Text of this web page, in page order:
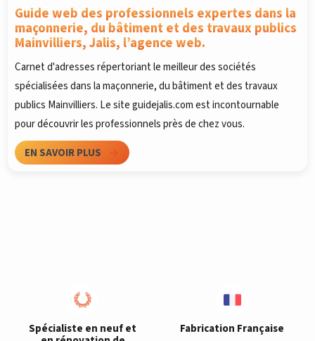
Guide web des professionnels expertes dans la
maçonnerie, du bâtiment et des travaux publics
Mainvilliers, Jalis, l’agence web.
Carnet d'adresses répertoriant le meilleur des sociétés
spécialisées dans la maçonnerie, du bâtiment et des travaux
publics Mainvilliers. Le site guidejalis.com est incontournable
pour découvrir les professionnels près de chez vous.
EN SAVOIR PLUS
Spécialiste en neuf et
Fabrication Française